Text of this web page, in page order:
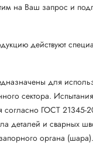
на Ваш запрос и
действуют
для
сектора.
согласно ГОСТ
деталей и сварных
органа